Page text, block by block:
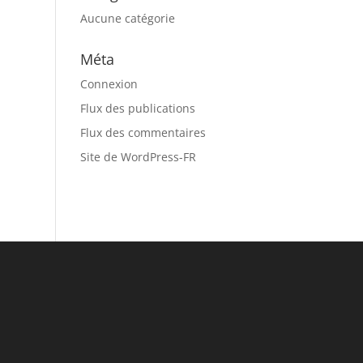
Aucune catégorie
Méta
Connexion
Flux des publications
Flux des commentaires
Site de WordPress-FR